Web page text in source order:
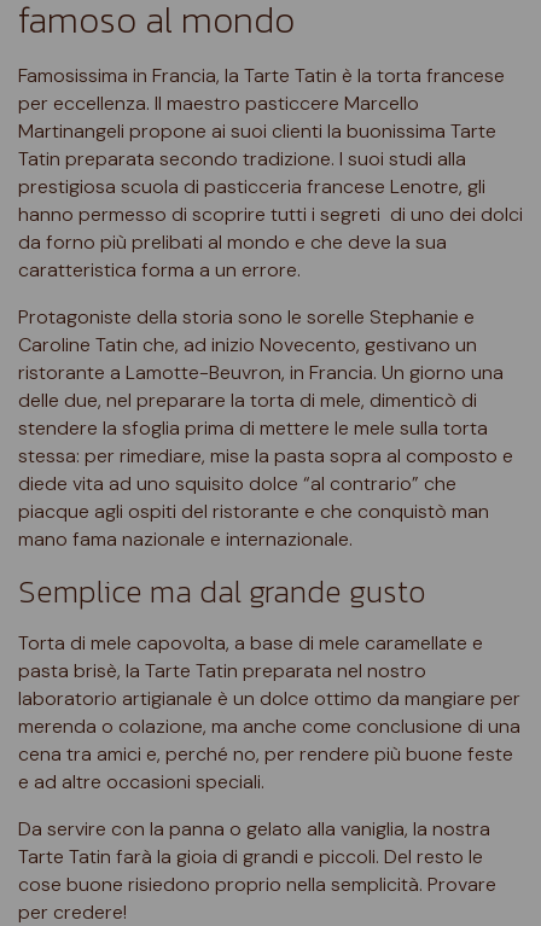
famoso al mondo
Famosissima in Francia, la Tarte Tatin è la torta francese
per eccellenza. Il maestro pasticcere Marcello
Martinangeli propone ai suoi clienti la buonissima Tarte
Tatin preparata secondo tradizione. I suoi studi alla
prestigiosa scuola di pasticceria francese Lenotre, gli
hanno permesso di scoprire tutti i segreti di uno dei dolci
da forno più prelibati al mondo e che deve la sua
caratteristica forma a un errore.
Protagoniste della storia sono le sorelle Stephanie e
Caroline Tatin che, ad inizio Novecento, gestivano un
ristorante a Lamotte-Beuvron, in Francia. Un giorno una
delle due, nel preparare la torta di mele, dimenticò di
stendere la sfoglia prima di mettere le mele sulla torta
stessa: per rimediare, mise la pasta sopra al composto e
diede vita ad uno squisito dolce “al contrario” che
piacque agli ospiti del ristorante e che conquistò man
mano fama nazionale e internazionale.
Semplice ma dal grande gusto
Torta di mele capovolta, a base di mele caramellate e
pasta brisè, la Tarte Tatin preparata nel nostro
laboratorio artigianale è un dolce ottimo da mangiare per
merenda o colazione, ma anche come conclusione di una
cena tra amici e, perché no, per rendere più buone feste
e ad altre occasioni speciali.
Da servire con la panna o gelato alla vaniglia, la nostra
Tarte Tatin farà la gioia di grandi e piccoli. Del resto le
cose buone risiedono proprio nella semplicità. Provare
per credere!